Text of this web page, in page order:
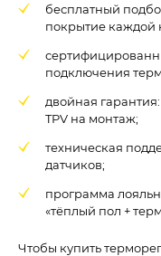
бесплатный
покрытие каждой
подключения
двойная
TPV на монтаж;
техническая
датчиков;
программа
«тёплый пол +
Чтобы купить